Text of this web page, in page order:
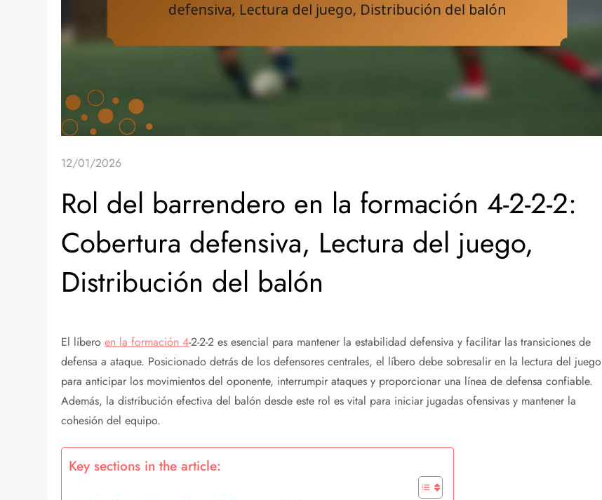
12/01/2026
Rol del barrendero en la formación 4-2-2-2:
Cobertura defensiva, Lectura del juego,
Distribución del balón
El líberoen la formación 4-2-2-2 es esencial para mantener la estabilidad defensiva y facilitar las transiciones de
defensa a ataque. Posicionado detrás de los defensores centrales, el líbero debe sobresalir en la lectura del juego
para anticipar los movimientos del oponente, interrumpir ataques y proporcionar una línea de defensa confiable.
Además, la distribución efectiva del balón desde este rol es vital para iniciar jugadas ofensivas y mantener la
cohesión del equipo.
Key sections in the article: